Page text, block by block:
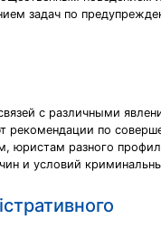
задач по
с различными
рекомендации по
юристам разного
и условий